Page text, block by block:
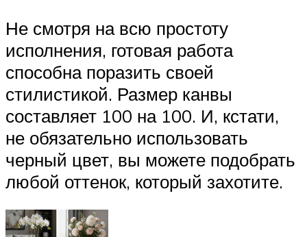
Не смотря на всю простоту
исполнения, готовая работа
способна поразить своей
стилистикой. Размер канвы
составляет 100 на 100. И, кстати,
не обязательно использовать
черный цвет, вы можете подобрать
любой оттенок, который захотите.